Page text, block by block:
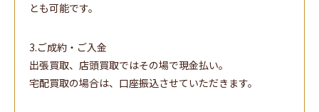
とも可能です。
3.ご成約・ご入金
出張買取、店頭買取ではその場で現金払い。
宅配買取の場合は、口座振込させていただきます。